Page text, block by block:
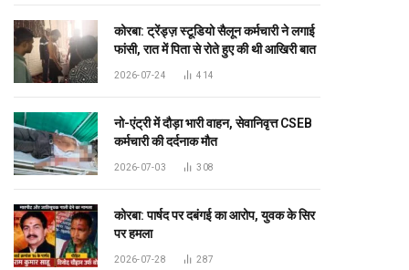
कोरबा: ट्रेंड्ज़ स्टूडियो सैलून कर्मचारी ने लगाई
फांसी, रात में पिता से रोते हुए की थी आखिरी बात
2026-07-24 414
नो-एंट्री में दौड़ा भारी वाहन, सेवानिवृत्त CSEB
कर्मचारी की दर्दनाक मौत
2026-07-03 308
कोरबा: पार्षद पर दबंगई का आरोप, युवक के सिर
पर हमला
2026-07-28 287